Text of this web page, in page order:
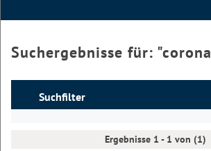
Suchergebnisse für: "corona
Suchfilter
Ergebnisse 1 - 1 von (1)